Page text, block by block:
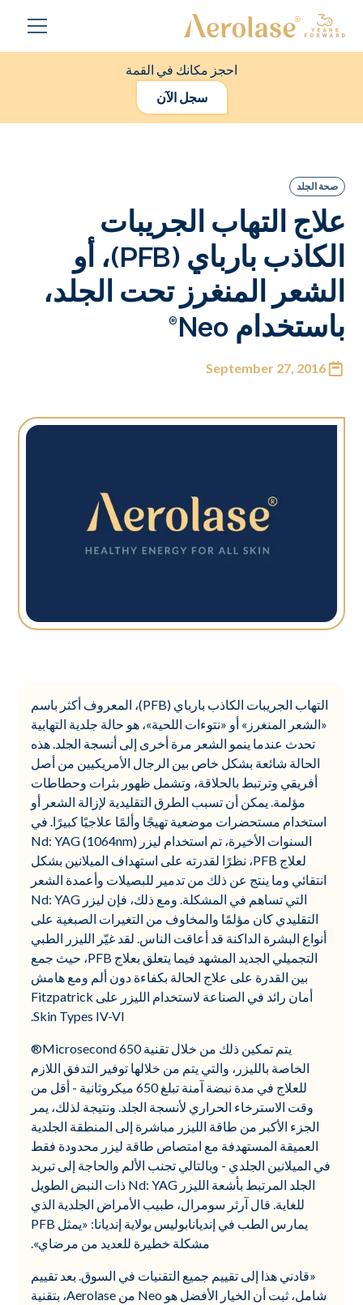
احجز مكانك في القمة
سجل الآن
صحة الجلد
علاج التهاب الجريبات
الكاذب بارباي (PFB)، أو
الشعر المنغرز تحت الجلد،
باستخدام Neo®
September 27, 2016
التهاب الجريبات الكاذب بارباي (PFB)، المعروف أكثر باسم
«الشعر المنغرز» أو «نتوءات اللحية»، هو حالة جلدية التهابية
تحدث عندما ينمو الشعر مرة أخرى إلى أنسجة الجلد. هذه
الحالة شائعة بشكل خاص بين الرجال الأمريكيين من أصل
أفريقي وترتبط بالحلاقة، وتشمل ظهور بثرات وحطاطات
مؤلمة. يمكن أن تسبب الطرق التقليدية لإزالة الشعر أو
استخدام مستحضرات موضعية تهيجًا وألمًا علاجيًا كبيرًا. في
السنوات الأخيرة، تم استخدام ليزر Nd: YAG (1064nm)
لعلاج PFB، نظرًا لقدرته على استهداف الميلانين بشكل
انتقائي وما ينتج عن ذلك من تدمير للبصيلات وأعمدة الشعر
التي تساهم في المشكلة. ومع ذلك، فإن ليزر Nd: YAG
التقليدي كان مؤلمًا والمخاوف من التغيرات الصبغية على
أنواع البشرة الداكنة قد أعاقت الناس. لقد غيّر الليزر الطبي
التجميلي الجديد المشهد فيما يتعلق بعلاج PFB، حيث جمع
بين القدرة على علاج الحالة بكفاءة دون ألم ومع هامش
أمان رائد في الصناعة لاستخدام الليزر على Fitzpatrick
Skin Types IV-VI.
يتم تمكين ذلك من خلال تقنية 650 Microsecond®
الخاصة بالليزر، والتي يتم من خلالها توفير التدفق اللازم
للعلاج في مدة نبضة آمنة تبلغ 650 ميكروثانية - أقل من
وقت الاسترخاء الحراري لأنسجة الجلد. ونتيجة لذلك، يمر
الجزء الأكبر من طاقة الليزر مباشرة إلى المنطقة الجلدية
العميقة المستهدفة مع امتصاص طاقة ليزر محدودة فقط
في الميلانين الجلدي - وبالتالي تجنب الألم والحاجة إلى تبريد
الجلد المرتبط بأشعة الليزر Nd: YAG ذات النبض الطويل
للغاية. قال آرثر سومرال، طبيب الأمراض الجلدية الذي
يمارس الطب في إنديانابوليس بولاية إنديانا: «يمثل PFB
مشكلة خطيرة للعديد من مرضاي».
«قادني هذا إلى تقييم جميع التقنيات في السوق. بعد تقييم
شامل، ثبت أن الخيار الأفضل هو Neo من Aerolase، بتقنية